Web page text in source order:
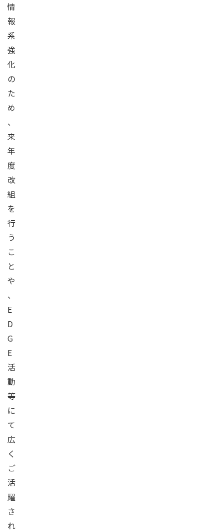
情
報
系
強
化
の
た
め
、
来
年
度
改
組
を
行
う
こ
と
や
、
E
D
G
E
活
動
等
に
て
広
く
ご
活
躍
さ
れ